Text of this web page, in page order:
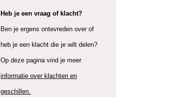
Heb je een vraag of klacht?
Ben je ergens ontevreden over of
heb je een klacht die je wilt delen?
Op deze pagina vind je meer
informatie over klachten en
geschillen.